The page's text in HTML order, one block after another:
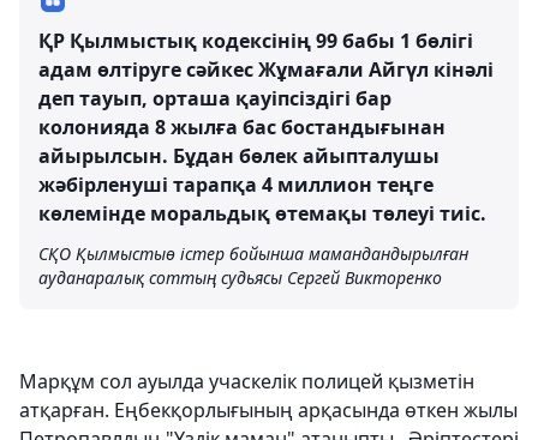
ҚР Қылмыстық кодексінің 99 бабы 1 бөлігі
адам өлтіруге сәйкес Жұмағали Айгүл кінәлі
деп тауып, орташа қауіпсіздігі бар
колонияда 8 жылға бас бостандығынан
айырылсын. Бұдан бөлек айыпталушы
жәбірленуші тарапқа 4 миллион теңге
көлемінде моральдық өтемақы төлеуі тиіс.
СҚО Қылмыстыө істер бойынша мамандандырылған
ауданаралық соттың судьясы Сергей Викторенко
Марқұм сол ауылда учаскелік полицей қызметін
атқарған. Еңбекқорлығының арқасында өткен жылы